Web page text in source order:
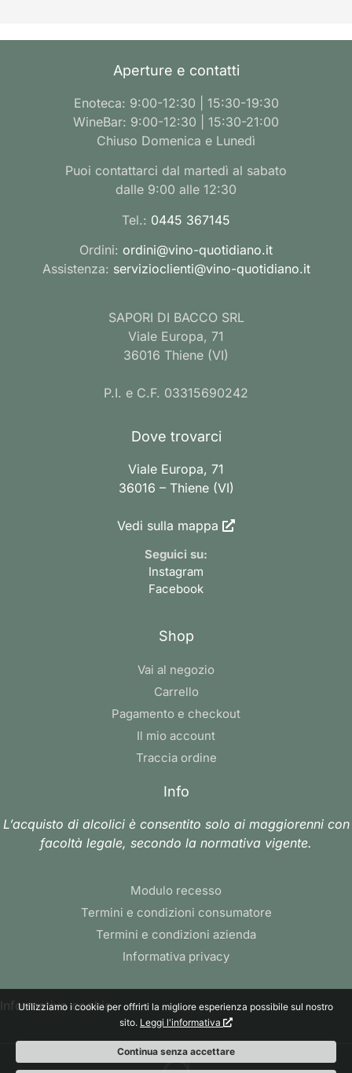
Aperture e contatti
Enoteca: 9:00-12:30 | 15:30-19:30
WineBar: 9:00-12:30 | 15:30-21:00
Chiuso Domenica e Lunedì
Puoi contattarci dal martedì al sabato
dalle 9:00 alle 12:30
Tel.: 0445 367145
Ordini: ordini@vino-quotidiano.it
Assistenza: servizioclienti@vino-quotidiano.it
SAPORI DI BACCO SRL
Viale Europa, 71
36016 Thiene (VI)
P.I. e C.F. 03315690242
Dove trovarci
Viale Europa, 71
36016 – Thiene (VI)
Vedi sulla mappa
Seguici su:
Instagram
Facebook
Shop
Vai al negozio
Carrello
Pagamento e checkout
Il mio account
Traccia ordine
Info
L’acquisto di alcolici è consentito solo ai maggiorenni con
facoltà legale, secondo la normativa vigente.
Modulo recesso
Termini e condizioni consumatore
Termini e condizioni azienda
Informativa privacy
Informativa cookie
Utilizziamo i cookie per offrirti la migliore esperienza possibile sul nostro
sito. Leggi l'informativa
Continua senza accettare